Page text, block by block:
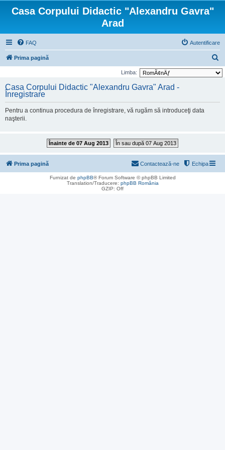
Casa Corpului Didactic "Alexandru Gavra"
Arad
FAQ Autentificare
Prima pagină
ă
Limba:
Casa Corpului Didactic "Alexandru Gavra" Arad -
Înregistrare
Pentru a continua procedura de înregistrare, vă rugăm să introduceţi data
naşterii.
Înainte de 07 Aug 2013 În sau după 07 Aug 2013
Prima pagină Echipa
Contactează-ne
Furnizat de phpBB® Forum Software © phpBB Limited
Translation/Traducere: phpBB România
GZIP: Off